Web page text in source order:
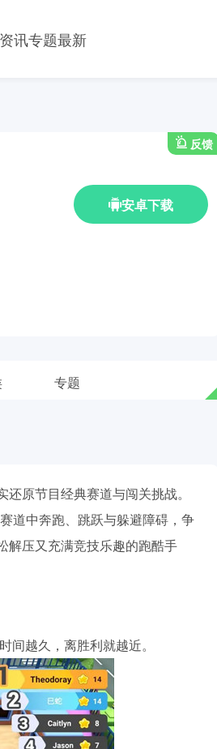
资讯专题最新
反馈
安卓下载
专题
原节目经典赛道与闯关挑战。
道中奔跑、跳跃与躲避障碍，争
解压又充满竞技乐趣的跑酷手
越久，离胜利就越近。